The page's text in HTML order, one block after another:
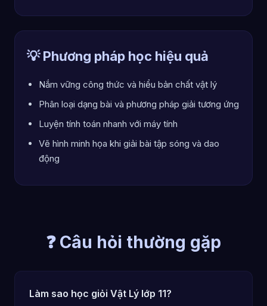
💡 Phương pháp học hiệu quả
Nắm vững công thức và hiểu bản chất vật lý
Phân loại dạng bài và phương pháp giải tương ứng
Luyện tính toán nhanh với máy tính
Vẽ hình minh họa khi giải bài tập sóng và dao
động
❓ Câu hỏi thường gặp
Làm sao học giỏi Vật Lý lớp 11?